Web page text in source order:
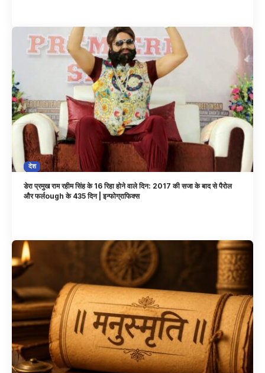
देश
डेरा प्रमुख राम रहीम सिंह के 16 रिहा होने वाले दिन: 2017 की सजा के बाद से पैरोल
और फर्लough के 435 दिन | इन्फोग्राफिक्स